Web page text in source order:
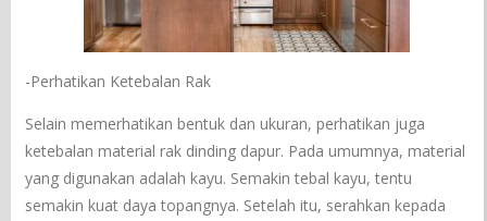
-Perhatikan Ketebalan Rak
Selain memerhatikan bentuk dan ukuran, perhatikan juga
ketebalan material rak dinding dapur. Pada umumnya, material
yang digunakan adalah kayu. Semakin tebal kayu, tentu
semakin kuat daya topangnya. Setelah itu, serahkan kepada